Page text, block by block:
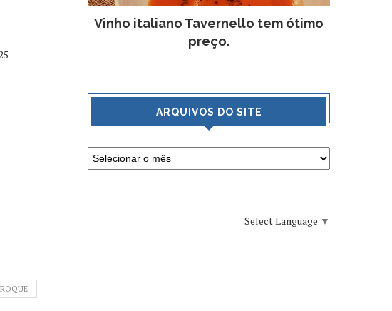
Vinho italiano Tavernello tem ótimo
preço.
ARQUIVOS DO SITE
Select Language ▼